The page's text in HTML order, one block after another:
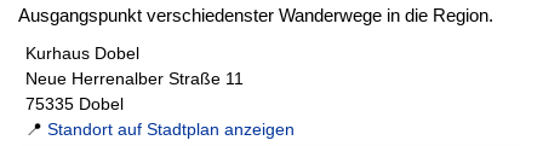
Ausgangspunkt verschiedenster Wanderwege in die Region.
Kurhaus Dobel
Neue Herrenalber Straße 11
75335 Dobel
📍 Standort auf Stadtplan anzeigen